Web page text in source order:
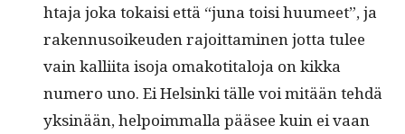
hta­ja joka tokaisi että “juna toisi huumeet”, ja
raken­nu­soikeu­den rajoit­ta­mi­nen jot­ta tulee
vain kalli­ita iso­ja omakoti­talo­ja on kik­ka
numero uno. Ei Helsin­ki tälle voi mitään tehdä
yksinään, helpoim­mal­la pääsee kuin ei vaan